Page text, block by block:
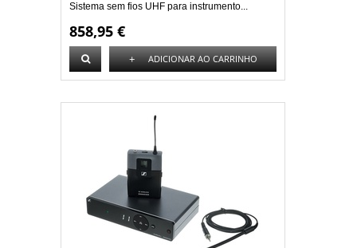
Sistema sem fios UHF para instrumento...
858,95 €
+ ADICIONAR AO CARRINHO